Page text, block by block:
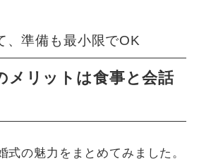
、準備も最小限でOK
メリットは食事と会話
式の魅力をまとめてみました。